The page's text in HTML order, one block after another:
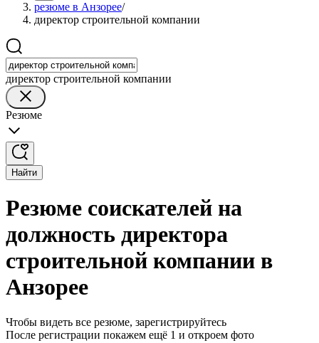
резюме в Анзорее/
директор строительной компании
директор строительной компании
Резюме
Найти
Резюме соискателей на
должность директора
строительной компании в
Анзорее
Чтобы видеть все резюме, зарегистрируйтесь
После регистрации покажем ещё 1 и откроем фото